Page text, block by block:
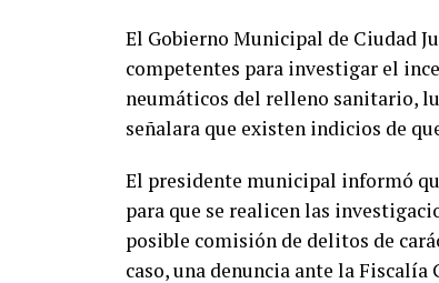
El Gobierno Municipal de Ciudad
competentes para investigar el
neumáticos del relleno sanitario,
señalara que existen indicios de
El presidente municipal informó
para que se realicen las
posible comisión de delitos de
caso, una denuncia ante la Fiscalía